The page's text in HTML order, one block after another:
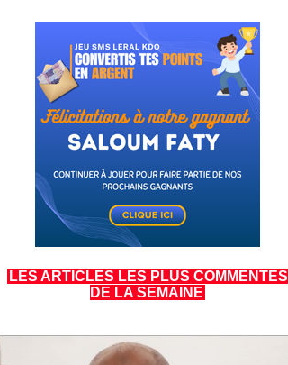
LES ARTICLES LES PLUS COMMENTÉS
DE LA SEMAINE